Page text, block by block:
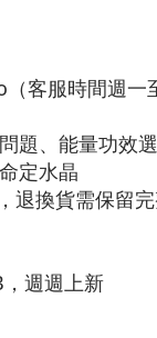
客服時間週一
題、能量功效
定水晶
退換貨需保留
週週上新